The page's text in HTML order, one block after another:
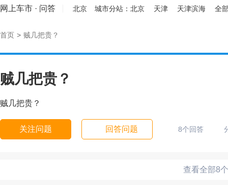
网上车市 · 问答 北京 城市分站： 北京 天津 天津滨海 全
首页 > 贼几把贵？
贼几把贵？
贼几把贵？
关注问题 回答问题 8个回答
查看全部8